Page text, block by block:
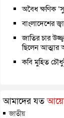
অবৈধ ক্ষণিক
বাংলাদেশের
জাতির চার
ছিলেন আত্মার
কবি মুহিত
আমাদের যত
জাতীয়